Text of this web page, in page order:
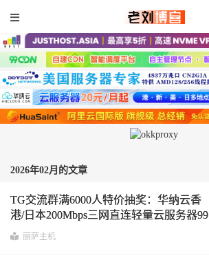
2026年02月的文章
TG交流群满6000人特价抽奖：华纳云香
港/日本200Mbps三网直连轻量云服务器99
元/年，丽萨主机全场8折循环优惠码不限
丽萨主机